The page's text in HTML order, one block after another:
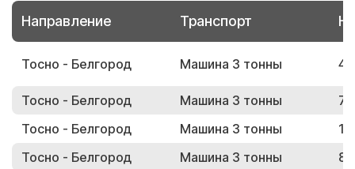
Направление Транспорт
Тосно - Белгород Машина 3 тонны
Тосно - Белгород Машина 3 тонны
Тосно - Белгород
Машина 3 тонны
Тосно - Белгород
Машина 3 тонны